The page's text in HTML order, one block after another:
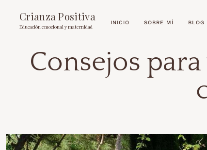
Crianza Positiva
Educación emocional y maternidad
INICIO SOBRE MÍ BLOG
Consejos